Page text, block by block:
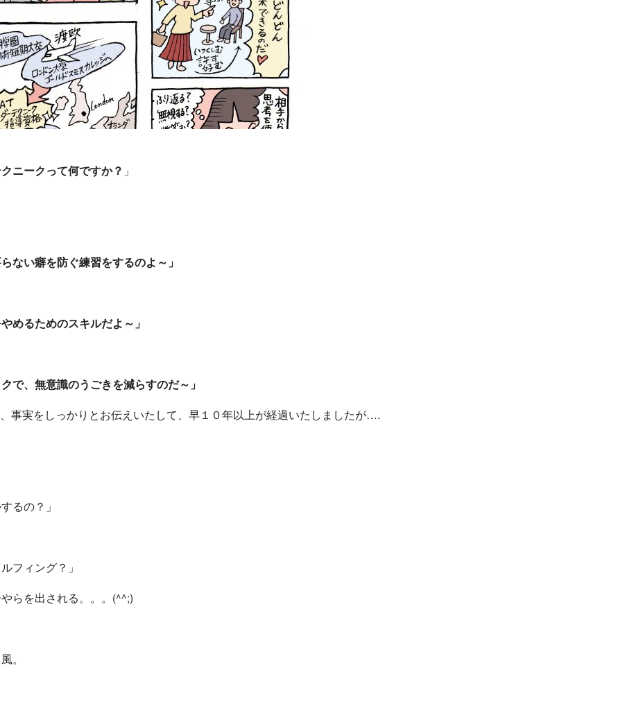
ニークって何ですか？ 」
ない癖を防ぐ練習をするのよ～」
めるためのスキルだよ～」
で、無意識のうごきを減らすのだ～」
事実をしっかりとお伝えいたして、早１０年以上が経過いたしましたが….
るの？」
フィング？」
らを出される。。。(^^;)
。